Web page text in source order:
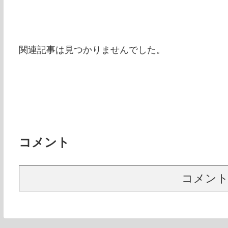
関連記事は見つかりませんでした。
コメント
コメン